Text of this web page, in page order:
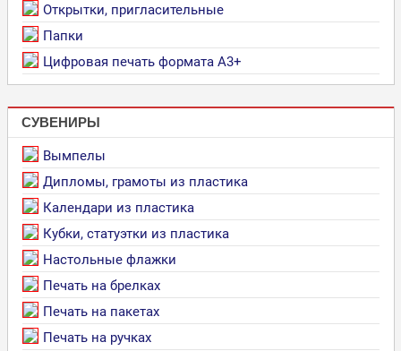
Открытки, пригласительные
Папки
Цифровая печать формата А3+
СУВЕНИРЫ
Вымпелы
Дипломы, грамоты из пластика
Календари из пластика
Кубки, статуэтки из пластика
Настольные флажки
Печать на брелках
Печать на пакетах
Печать на ручках